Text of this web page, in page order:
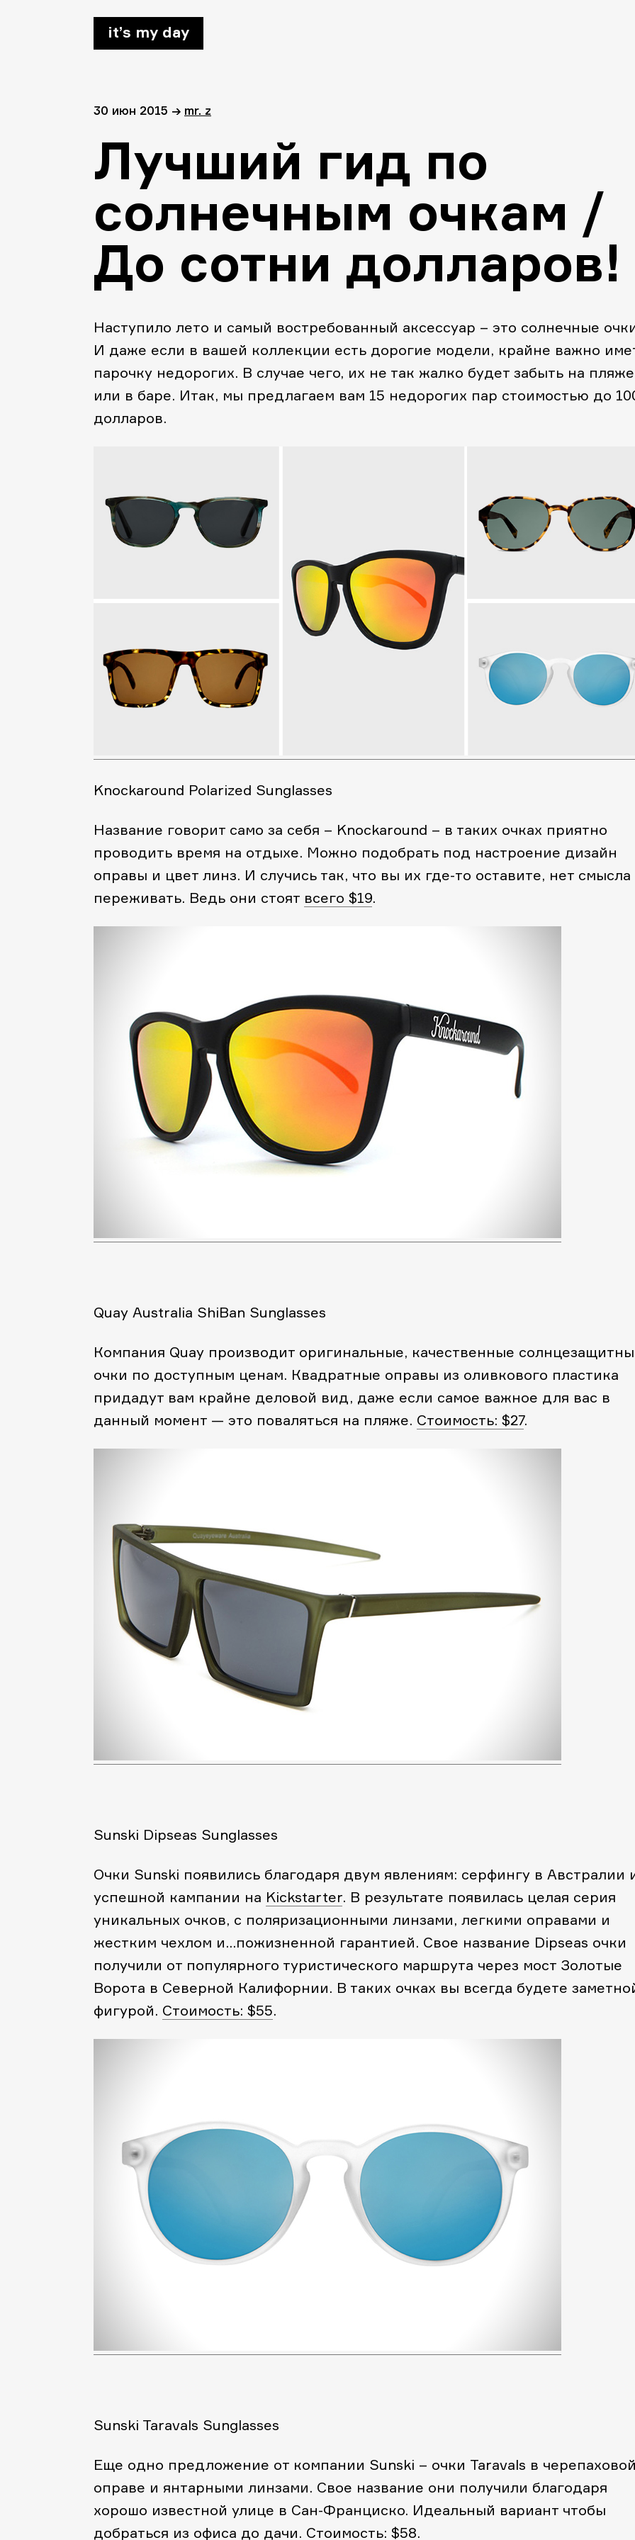
it’s my day
30 июн 2015 → mr. z
Лучший гид по
солнечным очкам /
До сотни долларов!
Наступило лето и самый востребованный аксессуар – это солнечные
И даже если в вашей коллекции есть дорогие модели, крайне важно
парочку недорогих. В случае чего, их не так жалко будет забыть на пляже
или в баре. Итак, мы предлагаем вам 15 недорогих пар стоимостью до
долларов.
Knockaround Polarized Sunglasses
Название говорит само за себя – Knockaround – в таких очках приятно
проводить время на отдыхе. Можно подобрать под настроение дизайн
оправы и цвет линз. И случись так, что вы их где-то оставите, нет смысла
переживать. Ведь они стоят всего $19.
Quay Australia ShiBan Sunglasses
Компания Quay производит оригинальные, качественные
очки по доступным ценам. Квадратные оправы из оливкового пластика
придадут вам крайне деловой вид, даже если самое важное для вас в
данный момент — это поваляться на пляже. Стоимость: $27.
Sunski Dipseas Sunglasses
Очки Sunski появились благодаря двум явлениям: серфингу в Австралии
успешной кампании на Kickstarter. В результате появилась целая серия
уникальных очков, с поляризационными линзами, легкими оправами и
жестким чехлом и…пожизненной гарантией. Свое название Dipseas очки
получили от популярного туристического маршрута через мост Золотые
Ворота в Северной Калифорнии. В таких очках вы всегда будете
фигурой. Стоимость: $55.
Sunski Taravals Sunglasses
Еще одно предложение от компании Sunski – очки Taravals в
оправе и янтарными линзами. Свое название они получили благодаря
хорошо известной улице в Сан-Франциско. Идеальный вариант чтобы
добраться из офиса до дачи. Стоимость: $58.